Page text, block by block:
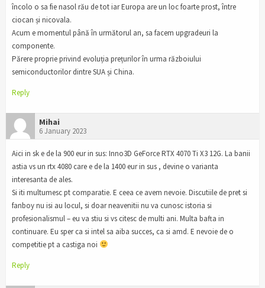
încolo o sa fie nasol rău de tot iar Europa are un loc foarte prost, între
ciocan și nicovala.
Acum e momentul până în următorul an, sa facem upgradeuri la
componente.
Părere proprie privind evoluția prețurilor în urma războiului
semiconductorilor dintre SUA și China.
Reply
Mihai
6 January 2023
Aici in sk e de la 900 eur in sus: Inno3D GeForce RTX 4070 Ti X3 12G. La banii
astia vs un rtx 4080 care e de la 1400 eur in sus , devine o varianta
interesanta de ales.
Si iti multumesc pt comparatie. E ceea ce avem nevoie. Discutiile de pret si
fanboy nu isi au locul, si doar neavenitii nu va cunosc istoria si
profesionalismul – eu va stiu si vs citesc de multi ani. Multa bafta in
continuare. Eu sper ca si intel sa aiba succes, ca si amd. E nevoie de o
competitie pt a castiga noi
Reply